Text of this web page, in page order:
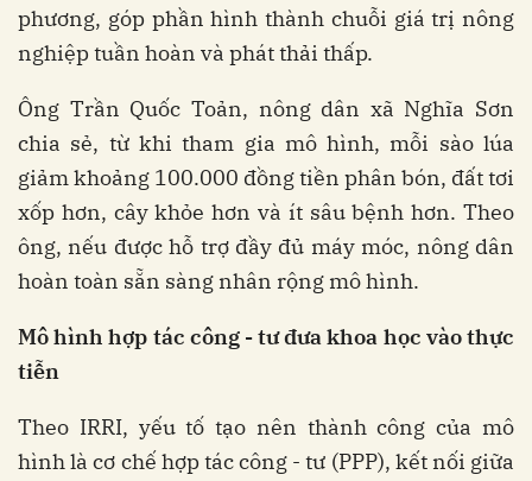
phương, góp phần hình thành chuỗi giá trị nông
nghiệp tuần hoàn và phát thải thấp.
Ông Trần Quốc Toản, nông dân xã Nghĩa Sơn
chia sẻ, từ khi tham gia mô hình, mỗi sào lúa
giảm khoảng 100.000 đồng tiền phân bón, đất tơi
xốp hơn, cây khỏe hơn và ít sâu bệnh hơn. Theo
ông, nếu được hỗ trợ đầy đủ máy móc, nông dân
hoàn toàn sẵn sàng nhân rộng mô hình.
Môhình hợp tác công-tưđưakhoa học vàothực
tiễn
Theo IRRI, yếu tố tạo nên thành công của mô
hình là cơ chế hợp tác công - tư (PPP), kết nối giữa